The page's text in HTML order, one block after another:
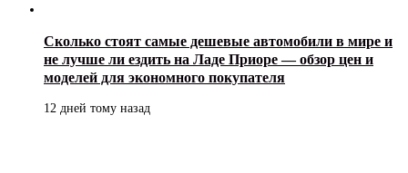
Сколько стоят самые дешевые автомобили в мире и
не лучше ли ездить на Ладе Приоре — обзор цен и
моделей для экономного покупателя
12 дней тому назад